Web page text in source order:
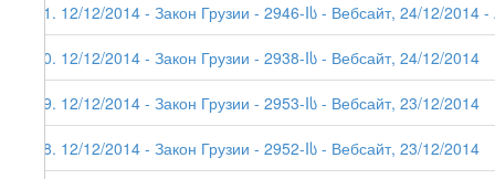
81. 12/12/2014 - Закон Грузии - 2946-Iს - Вебсайт, 24/12/
80. 12/12/2014 - Закон Грузии - 2938-Iს - Вебсайт, 24/12/2014
79. 12/12/2014 - Закон Грузии - 2953-Iს - Вебсайт, 23/12/2014
78. 12/12/2014 - Закон Грузии - 2952-Iს - Вебсайт, 23/12/2014